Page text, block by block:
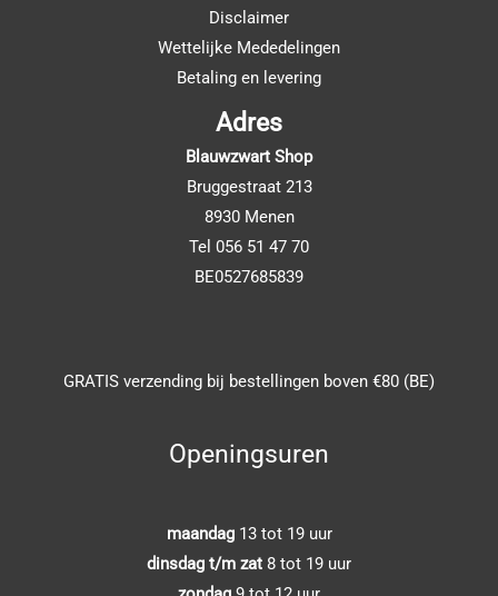
Disclaimer
Wettelijke Mededelingen
Betaling en levering
Adres
Blauwzwart Shop
Bruggestraat 213
8930 Menen
Tel 056 51 47 70
BE0527685839
GRATIS verzending bij bestellingen boven €80 (BE)
Openingsuren
maandag 13 tot 19 uur
dinsdag t/m zat 8 tot 19 uur